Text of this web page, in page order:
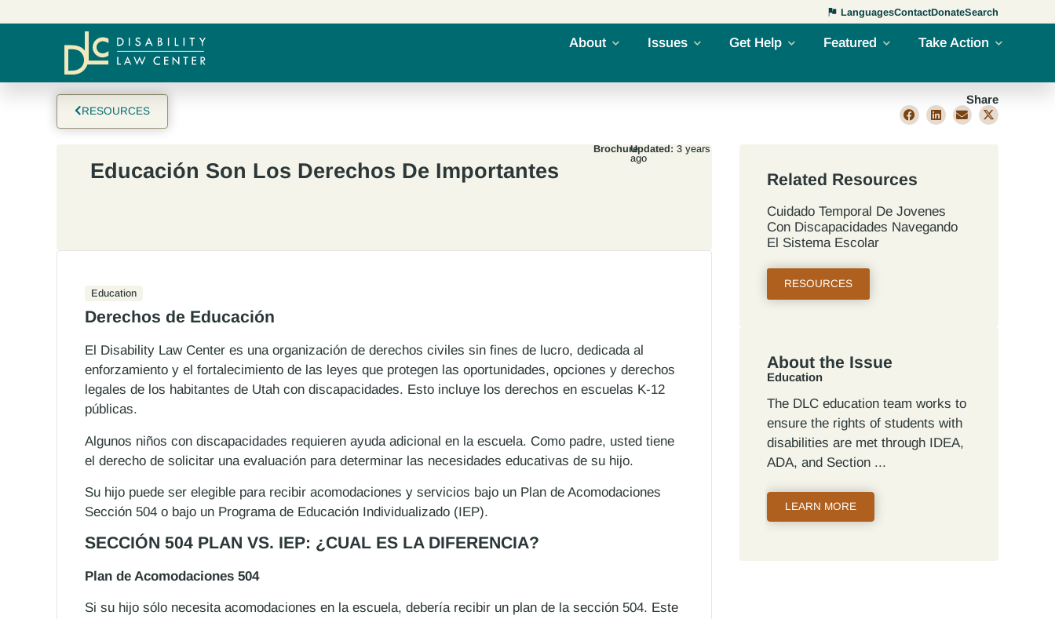
LanguagesContactDonateSearch
About Issues Get Help Featured Take Action
RESOURCES
Share
Educación Son Los Derechos De Importantes
BrochureUpdated: 3 years
ago
Education
Derechos de Educación
El Disability Law Center es una organización de derechos civiles sin fines de lucro, dedicada al
enforzamiento y el fortalecimiento de las leyes que protegen las oportunidades, opciones y derechos
legales de los habitantes de Utah con discapacidades. Esto incluye los derechos en escuelas K-12
públicas.
Algunos niños con discapacidades requieren ayuda adicional en la escuela. Como padre, usted tiene
el derecho de solicitar una evaluación para determinar las necesidades educativas de su hijo.
Su hijo puede ser elegible para recibir acomodaciones y servicios bajo un Plan de Acomodaciones
Sección 504 o bajo un Programa de Educación Individualizado (IEP).
SECCIÓN 504 PLAN VS. IEP: ¿CUAL ES LA DIFERENCIA?
Plan de Acomodaciones 504
Si su hijo sólo necesita acomodaciones en la escuela, debería recibir un plan de la sección 504. Este
Related Resources
Cuidado Temporal De Jovenes
Con Discapacidades Navegando
El Sistema Escolar
RESOURCES
About the Issue
Education
The DLC education team works to
ensure the rights of students with
disabilities are met through IDEA,
ADA, and Section
LEARN MORE